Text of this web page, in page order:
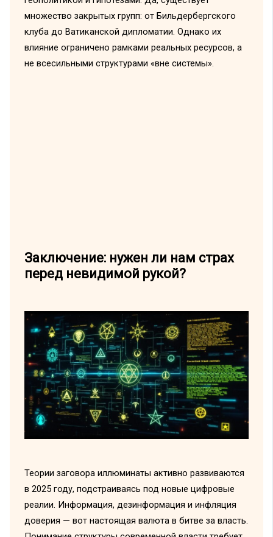
множество закрытых групп: от Бильдербергского
клуба до Ватиканской дипломатии. Однако их
влияние ограничено рамками реальных ресурсов, а
не всесильными структурами «вне системы».
Заключение: нужен ли нам страх
перед невидимой рукой?
Теории заговора иллюминаты активно развиваются
в 2025 году, подстраиваясь под новые цифровые
реалии. Информация, дезинформация и инфляция
доверия — вот настоящая валюта в битве за власть.